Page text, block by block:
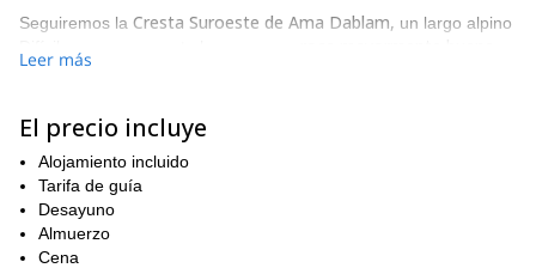
Seguiremos la Cresta Suroeste de Ama Dablam, un largo alpino
con pasajes de escalada mixta
finales de otoño. En esta época del año, el clima es frío pero
estable y típicamente hay menos escaladores en la montaña.
En cuanto a los requisitos físicos y técnicos, ten en cuenta
que Ama Dablam es una escalada seria
conocimiento en el uso de cuerdas y equipo técnico.
consultar el itinerario día por día a continuación.
Leer más
El precio incluye
Alojamiento incluido
Tarifa de guía
Desayuno
Almuerzo
Cena